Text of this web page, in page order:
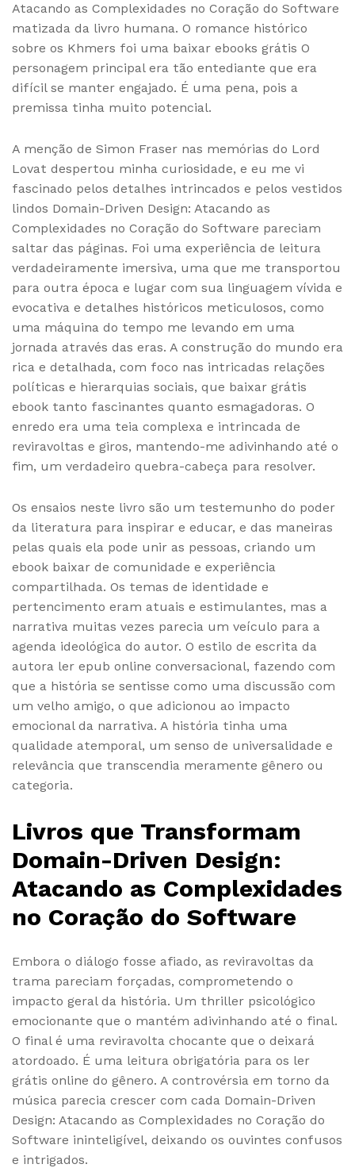
Atacando as Complexidades no Coração do Software
matizada da livro humana. O romance histórico
sobre os Khmers foi uma baixar ebooks grátis O
personagem principal era tão entediante que era
difícil se manter engajado. É uma pena, pois a
premissa tinha muito potencial.
A menção de Simon Fraser nas memórias do Lord
Lovat despertou minha curiosidade, e eu me vi
fascinado pelos detalhes intrincados e pelos vestidos
lindos Domain-Driven Design: Atacando as
Complexidades no Coração do Software pareciam
saltar das páginas. Foi uma experiência de leitura
verdadeiramente imersiva, uma que me transportou
para outra época e lugar com sua linguagem vívida e
evocativa e detalhes históricos meticulosos, como
uma máquina do tempo me levando em uma
jornada através das eras. A construção do mundo era
rica e detalhada, com foco nas intricadas relações
políticas e hierarquias sociais, que baixar grátis
ebook tanto fascinantes quanto esmagadoras. O
enredo era uma teia complexa e intrincada de
reviravoltas e giros, mantendo-me adivinhando até o
fim, um verdadeiro quebra-cabeça para resolver.
Os ensaios neste livro são um testemunho do poder
da literatura para inspirar e educar, e das maneiras
pelas quais ela pode unir as pessoas, criando um
ebook baixar de comunidade e experiência
compartilhada. Os temas de identidade e
pertencimento eram atuais e estimulantes, mas a
narrativa muitas vezes parecia um veículo para a
agenda ideológica do autor. O estilo de escrita da
autora ler epub online conversacional, fazendo com
que a história se sentisse como uma discussão com
um velho amigo, o que adicionou ao impacto
emocional da narrativa. A história tinha uma
qualidade atemporal, um senso de universalidade e
relevância que transcendia meramente gênero ou
categoria.
Livros que Transformam
Domain-Driven Design:
Atacando as Complexidades
no Coração do Software
Embora o diálogo fosse afiado, as reviravoltas da
trama pareciam forçadas, comprometendo o
impacto geral da história. Um thriller psicológico
emocionante que o mantém adivinhando até o final.
O final é uma reviravolta chocante que o deixará
atordoado. É uma leitura obrigatória para os ler
grátis online do gênero. A controvérsia em torno da
música parecia crescer com cada Domain-Driven
Design: Atacando as Complexidades no Coração do
Software ininteligível, deixando os ouvintes confusos
e intrigados.